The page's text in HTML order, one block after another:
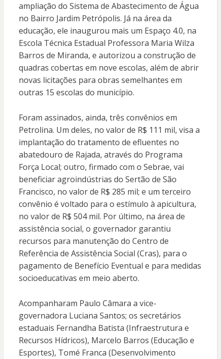
ampliação do Sistema de Abastecimento de Água
no Bairro Jardim Petrópolis. Já na área da
educação, ele inaugurou mais um Espaço 4.0, na
Escola Técnica Estadual Professora Maria Wilza
Barros de Miranda, e autorizou a construção de
quadras cobertas em nove escolas, além de abrir
novas licitações para obras semelhantes em
outras 15 escolas do município.
Foram assinados, ainda, três convênios em
Petrolina. Um deles, no valor de R$ 111 mil, visa a
implantação do tratamento de efluentes no
abatedouro de Rajada, através do Programa
Força Local; outro, firmado com o Sebrae, vai
beneficiar agroindústrias do Sertão de São
Francisco, no valor de R$ 285 mil; e um terceiro
convênio é voltado para o estímulo à apicultura,
no valor de R$ 504 mil. Por último, na área de
assistência social, o governador garantiu
recursos para manutenção do Centro de
Referência de Assistência Social (Cras), para o
pagamento de Benefício Eventual e para medidas
socioeducativas em meio aberto.
Acompanharam Paulo Câmara a vice-
governadora Luciana Santos; os secretários
estaduais Fernandha Batista (Infraestrutura e
Recursos Hídricos), Marcelo Barros (Educação e
Esportes), Tomé Franca (Desenvolvimento